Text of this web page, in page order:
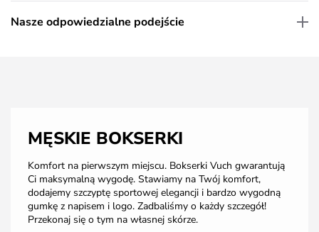
Nasze odpowiedzialne podejście
MĘSKIE BOKSERKI
Komfort na pierwszym miejscu. Bokserki Vuch gwarantują
Ci maksymalną wygodę. Stawiamy na Twój komfort,
dodajemy szczyptę sportowej elegancji i bardzo wygodną
gumkę z napisem i logo. Zadbaliśmy o każdy szczegół!
Przekonaj się o tym na własnej skórze.